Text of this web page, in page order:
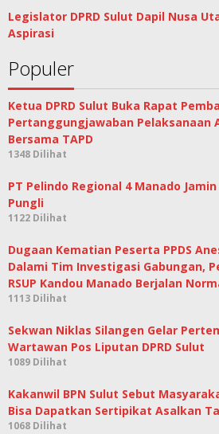
Legislator DPRD Sulut Dapil Nusa
Aspirasi
Populer
Ketua DPRD Sulut Buka Rapat
Pertanggungjawaban Pelaksanaan
Bersama TAPD
1348 Dilihat
PT Pelindo Regional 4 Manado
Pungli
1122 Dilihat
Dugaan Kematian Peserta PPDS
Dalami Tim Investigasi Gabungan,
RSUP Kandou Manado Berjalan
1113 Dilihat
Sekwan Niklas Silangen Gelar
Wartawan Pos Liputan DPRD Sulut
1089 Dilihat
Kakanwil BPN Sulut Sebut
Bisa Dapatkan Sertipikat Asalkan
1068 Dilihat